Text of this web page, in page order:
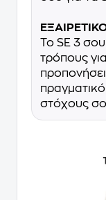
Το SE 3
τρόπους
στόχους